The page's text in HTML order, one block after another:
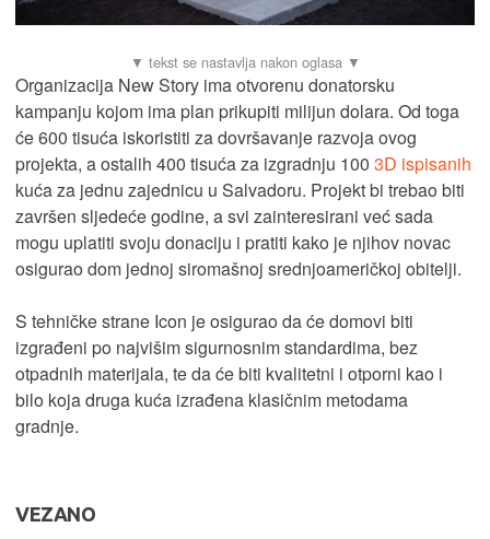
Organizacija New Story ima otvorenu donatorsku
kampanju kojom ima plan prikupiti milijun dolara. Od toga
će 600 tisuća iskoristiti za dovršavanje razvoja ovog
projekta, a ostalih 400 tisuća za izgradnju 100 3D ispisanih
kuća za jednu zajednicu u Salvadoru. Projekt bi trebao biti
završen sljedeće godine, a svi zainteresirani već sada
mogu uplatiti svoju donaciju i pratiti kako je njihov novac
osigurao dom jednoj siromašnoj srednjoameričkoj obitelji.
S tehničke strane Icon je osigurao da će domovi biti
izgrađeni po najvišim sigurnosnim standardima, bez
otpadnih materijala, te da će biti kvalitetni i otporni kao i
bilo koja druga kuća izrađena klasičnim metodama
gradnje.
VEZANO